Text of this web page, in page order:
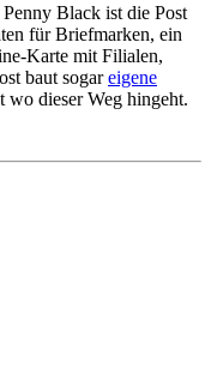
Black ist die Post
für Briefmarken, ein
Karte mit Filialen,
baut sogareigene
wo dieser Weg hingeht.